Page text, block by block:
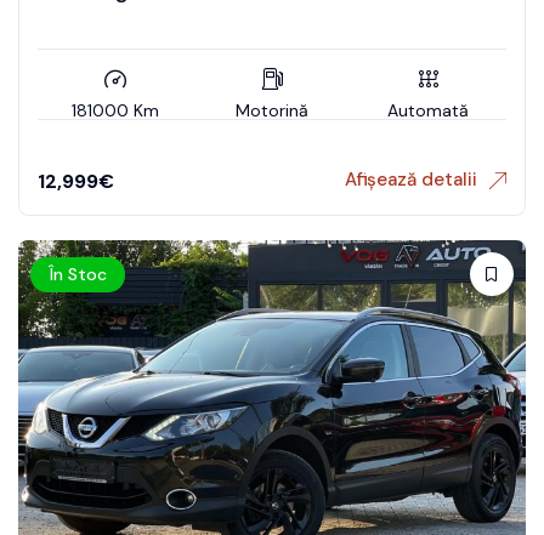
181000 Km Motorină Automată
12,999€ Afișează detalii
În Stoc